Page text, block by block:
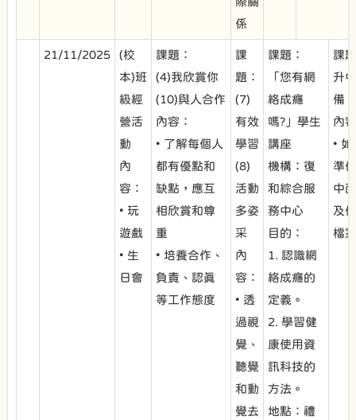
係
21/11/2025
(校
本)班
級經
營活
動
內
容：
• 玩
遊戲
• 生
日會
課題：
(4)我欣賞你
(10)與人合作
內容：
• 了解每個人
都有優點和
缺點，應互
相欣賞和尊
重
• 培養合作、
負責、認真
等工作態度
課
題：
(7)
有效
學習
(8)
活動
多姿
采
內
容：
• 透
過視
覺、
聽覺
和動
覺去
課題：
「您有網
絡成癮
嗎?」學生
講座
機構：復
和綜合服
務中心
目的：
1. 認識網
絡成癮的
定義。
2. 學習健
康使用資
訊科技的
方法。
地點：禮
課
升
備
內
• 如
準
中
及
檔案